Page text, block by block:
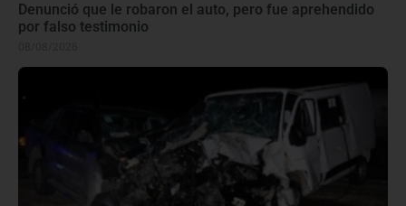
Denunció que le robaron el auto, pero fue aprehendido
por falso testimonio